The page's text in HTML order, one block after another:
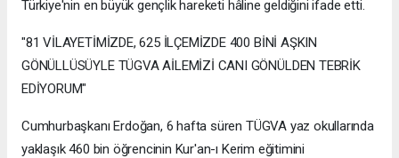
Türkiye'nin en büyük gençlik hareketi hâline geldiğini ifade etti.
"81 VİLAYETİMİZDE, 625 İLÇEMİZDE 400 BİNİ AŞKIN
GÖNÜLLÜSÜYLE TÜGVA AİLEMİZİ CANI GÖNÜLDEN TEBRİK
EDİYORUM"
Cumhurbaşkanı Erdoğan, 6 hafta süren TÜGVA yaz okullarında
yaklaşık 460 bin öğrencinin Kur'an-ı Kerim eğitimini